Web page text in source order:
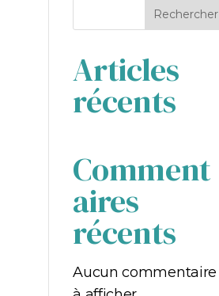
Rechercher
Articles
récents
Comment
aires
récents
Aucun commentaire